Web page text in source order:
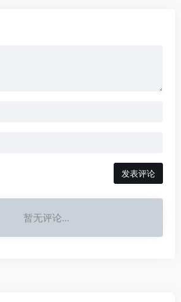
发表评论
暂无评论...